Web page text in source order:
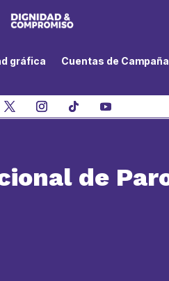
gráfica Cuentas de Campaña
de